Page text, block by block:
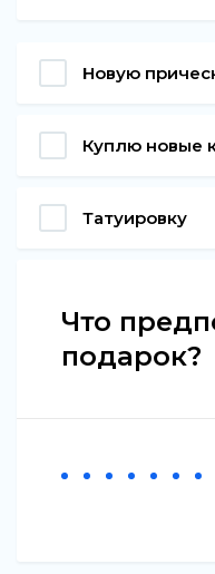
Новую
Куплю новые
Татуировку
Что
подарок?